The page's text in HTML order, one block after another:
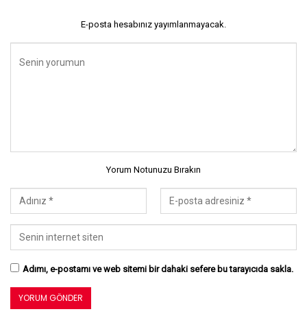
E-posta hesabınız yayımlanmayacak.
Yorum Notunuzu Bırakın
Adımı, e-postamı ve web sitemi bir dahaki sefere bu tarayıcıda sakla.